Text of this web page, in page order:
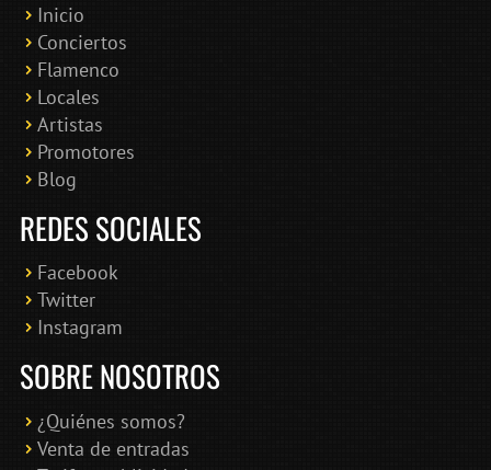
Inicio
Conciertos
Flamenco
Locales
Artistas
Promotores
Blog
REDES SOCIALES
Facebook
Twitter
Instagram
SOBRE NOSOTROS
¿Quiénes somos?
Venta de entradas